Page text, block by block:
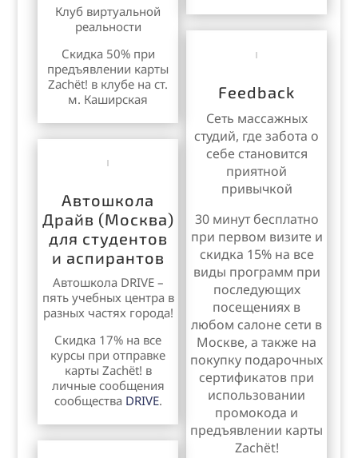
Клуб виртуальной
реальности
Скидка 50% при
предъявлении карты
Zachёt! в клубе на ст.
м. Каширская
Автошкола
Драйв (Москва)
для студентов
и аспирантов
Автошкола DRIVE –
пять учебных центра в
разных частях города!
Скидка 17% на все
курсы при отправке
карты Zachёt! в
личные сообщения
сообщества DRIVE.
Feedback
Сеть массажных
студий, где забота о
себе становится
приятной
привычкой
30 минут бесплатно
при первом визите и
скидка 15% на все
виды программ при
последующих
посещениях в
любом салоне сети в
Москве, а также на
покупку подарочных
сертификатов при
использовании
промокода и
предъявлении карты
Zachёt!